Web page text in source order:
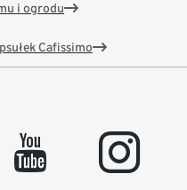
i ogrodu
Cafissimo
youtube instagram